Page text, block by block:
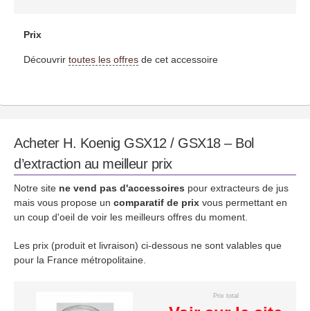
Prix
Découvrir toutes les offresde cet accessoire
Acheter H. Koenig GSX12 / GSX18 – Bol
d’extraction au meilleur prix
Notre site ne vend pas d'accessoires pour extracteurs de jus
mais vous propose un comparatif de prix vous permettant en
un coup d'oeil de voir les meilleurs offres du moment.
Les prix (produit et livraison) ci-dessous ne sont valables que
pour la France métropolitaine.
Prix total